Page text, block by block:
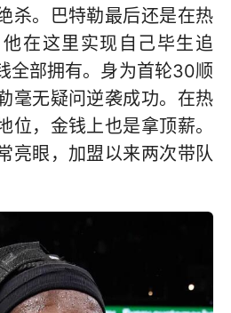
杀。巴特勒最后还是在热
在这里实现自己毕生追
全部拥有。身为首轮30顺
毫无疑问逆袭成功。在热
位，金钱上也是拿顶薪。
亮眼，加盟以来两次带队